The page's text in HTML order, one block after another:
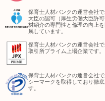
保育士人材バンクの運営会社
大臣の認可（厚生労働大臣許
材紹介の専門性と倫理の向上
属しています。
保育士人材バンクの運営会社
取引所プライム上場企業です。
保育士人材バンクの運営会社
シーマークを取得しており徹
す。